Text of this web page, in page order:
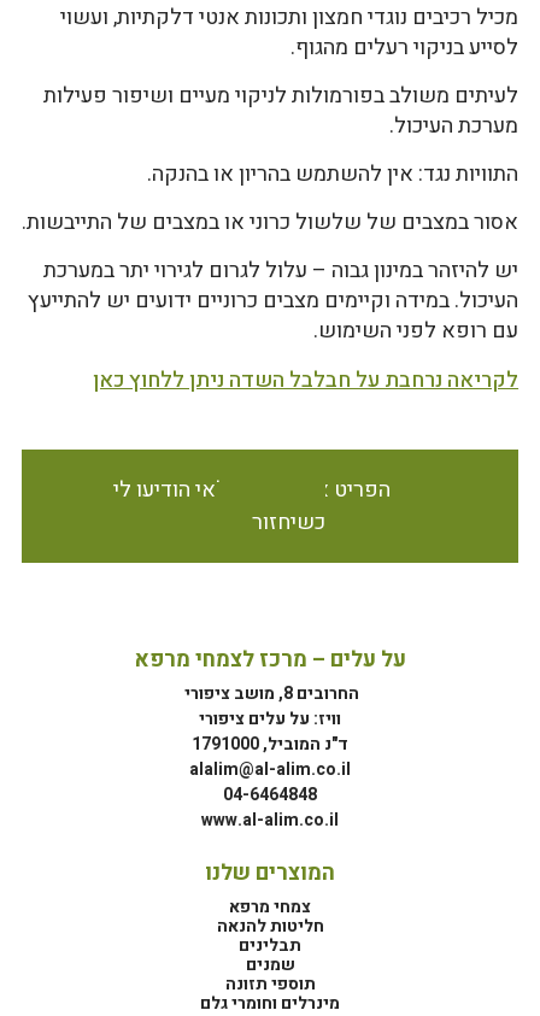
מכיל רכיבים נוגדי חמצון ותכונות אנטי דלקתיות, ועשוי
לסייע בניקוי רעלים מהגוף.
לעיתים משולב בפורמולות לניקוי מעיים ושיפור פעילות
מערכת העיכול.
התוויות נגד: אין להשתמש בהריון או בהנקה.
אסור במצבים של שלשול כרוני או במצבים של התייבשות.
יש להיזהר במינון גבוה – עלול לגרום לגירוי יתר במערכת
העיכול. במידה וקיימים מצבים כרוניים ידועים יש להתייעץ
עם רופא לפני השימוש.
לקריאה נרחבת על חבלבל השדה ניתן ללחוץ כאן
הפריט אינו זמין במלאי הודיעו לי
כשיחזור
על עלים – מרכז לצמחי מרפא
החרובים 8, מושב ציפורי
וויז: על עלים ציפורי
ד"נ המוביל, 1791000
alalim@al-alim.co.il
04-6464848
www.al-alim.co.il
המוצרים שלנו
צמחי מרפא
חליטות להנאה
תבלינים
שמנים
תוספי תזונה
מינרלים וחומרי גלם